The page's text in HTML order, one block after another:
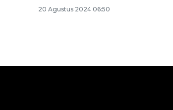
20 Agustus 2024 06:50